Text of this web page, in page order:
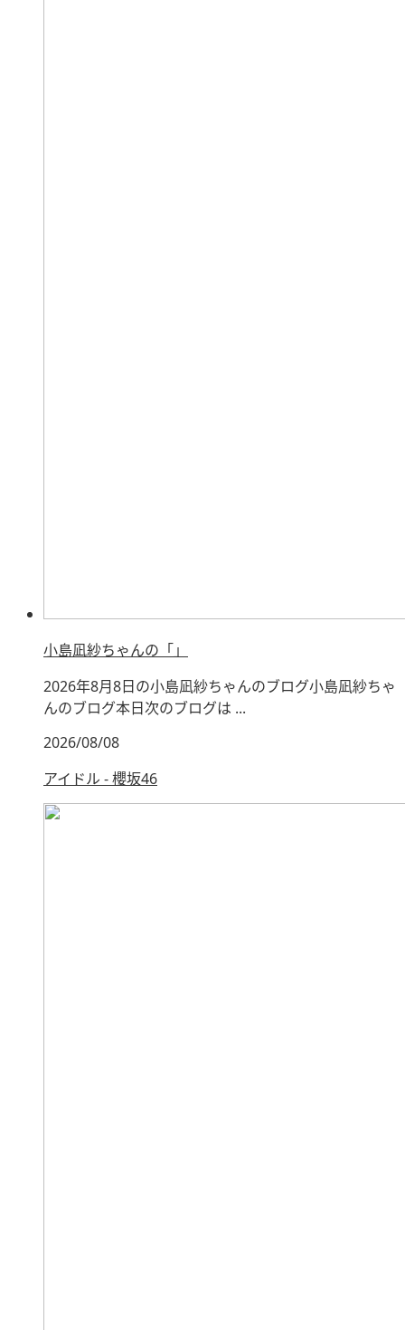
小島凪紗ちゃんの「」
2026年8月8日の小島凪紗ちゃんのブログ小島凪紗ちゃ
んのブログ本日次のブログは ...
2026/08/08
アイドル - 櫻坂46